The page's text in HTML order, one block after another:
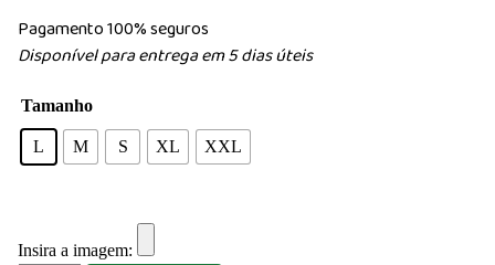
Pagamento 100% seguros
Disponível para entrega em 5 dias úteis
Tamanho
L M S XL XXL
Insira a imagem: